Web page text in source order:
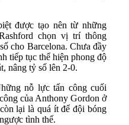
được tạo nên từ những
chọn vị trí thông
cho Barcelona. Chưa đầy
tiếp tục thể hiện phong độ
nâng tỷ số lên 2-0.
nỗ lực tấn công cuối
của Anthony Gordon ở
lại là quá ít để đội bóng
tình thế.